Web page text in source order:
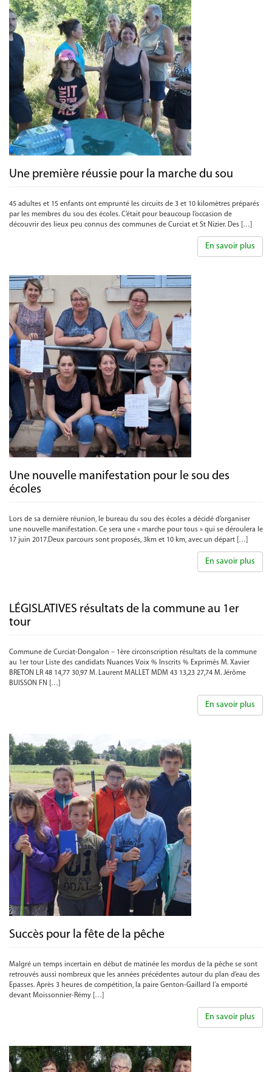
Une première réussie pour la marche du sou
45 adultes et 15 enfants ont emprunté les circuits de 3 et 10 kilomètres préparés
par les membres du sou des écoles. C’était pour beaucoup l’occasion de
découvrir des lieux peu connus des communes de Curciat et St Nizier. Des […]
En savoir plus
Une nouvelle manifestation pour le sou des
écoles
Lors de sa dernière réunion, le bureau du sou des écoles a décidé d’organiser
une nouvelle manifestation. Ce sera une « marche pour tous » qui se déroulera le
17 juin 2017.Deux parcours sont proposés, 3km et 10 km, avec un départ […]
En savoir plus
LÉGISLATIVES résultats de la commune au 1er
tour
Commune de Curciat-Dongalon – 1ère circonscription résultats de la commune
au 1er tour Liste des candidats Nuances Voix % Inscrits % Exprimés M. Xavier
BRETON LR 48 14,77 30,97 M. Laurent MALLET MDM 43 13,23 27,74 M. Jérôme
BUISSON FN […]
En savoir plus
Succès pour la fête de la pêche
Malgré un temps incertain en début de matinée les mordus de la pêche se sont
retrouvés aussi nombreux que les années précédentes autour du plan d’eau des
Epasses. Après 3 heures de compétition, la paire Genton-Gaillard l’a emporté
devant Moissonnier-Rémy […]
En savoir plus